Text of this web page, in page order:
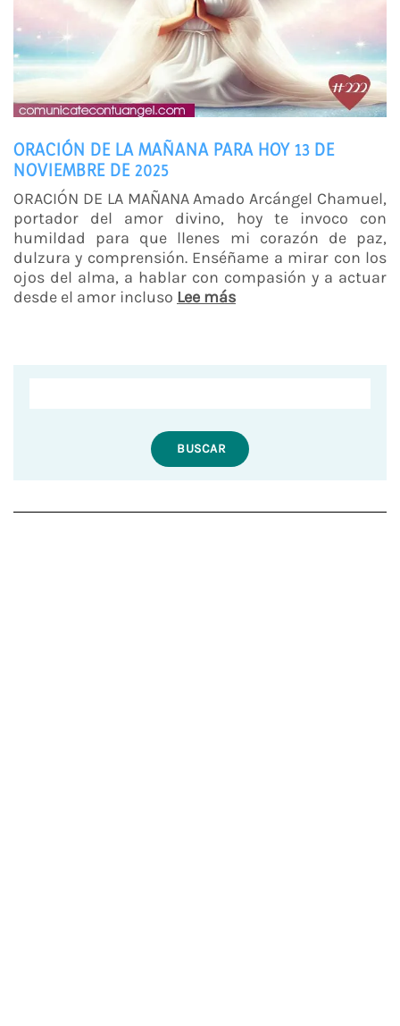
ORACIÓN DE LA MAÑANA PARA HOY 13 DE
NOVIEMBRE DE 2025
ORACIÓN DE LA MAÑANA Amado Arcángel Chamuel,
portador del amor divino, hoy te invoco con
humildad para que llenes mi corazón de paz,
dulzura y comprensión. Enséñame a mirar con los
ojos del alma, a hablar con compasión y a actuar
desde el amor incluso Lee más